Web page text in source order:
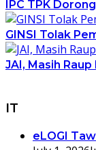
IPC TPK
GINSI Tolak
JAI, Masih
IT
eLOGI